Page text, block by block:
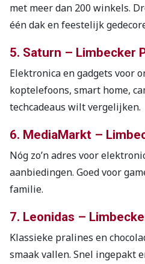
met meer dan 200 winkels.
één dak en feestelijk
5. Saturn – Limbecker
Elektronica en gadgets voor
koptelefoons, smart home,
techcadeaus wilt vergelijken.
6. MediaMarkt –
Nóg zo’n adres voor
aanbiedingen. Goed voor
familie.
7. Leonidas –
Klassieke pralines en
smaak vallen. Snel ingepakt